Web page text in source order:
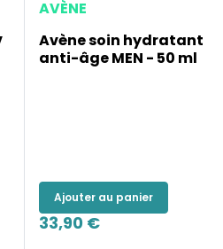
AVÈNE
Avène soin hydratant
anti-âge MEN - 50 ml
Ajouter au panier
33,90 €